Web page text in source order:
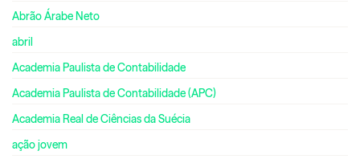
Abrão Árabe Neto
abril
Academia Paulista de Contabilidade
Academia Paulista de Contabilidade (APC)
Academia Real de Ciências da Suécia
ação jovem